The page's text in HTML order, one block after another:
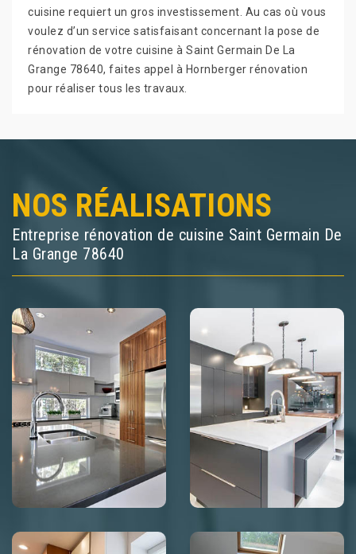
cuisine requiert un gros investissement. Au cas où vous
voulez d’un service satisfaisant concernant la pose de
rénovation de votre cuisine à Saint Germain De La
Grange 78640, faites appel à Hornberger rénovation
pour réaliser tous les travaux.
NOS RÉALISATIONS
Entreprise rénovation de cuisine Saint Germain De
La Grange 78640